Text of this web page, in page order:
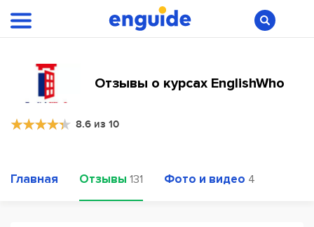
Отзывы о курсах EnglishWho
8.6 из 10
Главная Отзывы 131 Фото и видео 4